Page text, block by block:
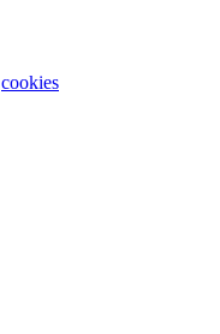
cookies